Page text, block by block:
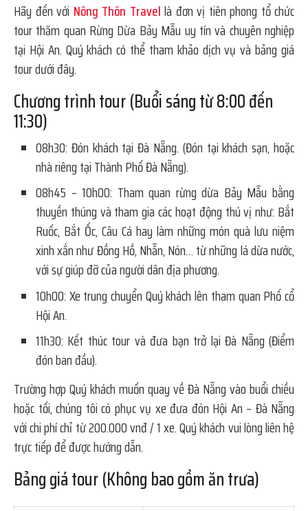
Hãy đến với Nông Thôn Travel là đơn vị tiên phong tổ chức
tour thăm quan Rừng Dừa Bảy Mẫu uy tín và chuyên nghiệp
tại Hội An. Quý khách có thể tham khảo dịch vụ và bảng giá
tour dưới đây.
Chương trình tour (Buổi sáng từ 8:00 đến
11:30)
08h30: Đón khách tại Đà Nẵng. (Đón tại khách sạn, hoặc
nhà riêng tại Thành Phố Đà Nẵng).
08h45 – 10h00: Tham quan rừng dừa Bảy Mẫu bằng
thuyền thúng và tham gia các hoạt động thú vị như: Bắt
Ruốc, Bắt Ốc, Câu Cá hay làm những món quà lưu niệm
xinh xắn như Đồng Hồ, Nhẫn, Nón… từ những lá dừa nước,
với sự giúp đỡ của người dân địa phương.
10h00: Xe trung chuyển Quý khách lên tham quan Phố cổ
Hội An.
11h30: Kết thúc tour và đưa bạn trở lại Đà Nẵng (Điểm
đón ban đầu).
Trường hợp Quý khách muốn quay về Đà Nẵng vào buổi chiều
hoặc tối, chúng tôi có phục vụ xe đưa đón Hội An – Đà Nẵng
với chi phí chỉ từ 200.000 vnđ / 1 xe. Quý khách vui lòng liên hệ
trực tiếp để được hướng dẫn.
Bảng giá tour (Không bao gồm ăn trưa)